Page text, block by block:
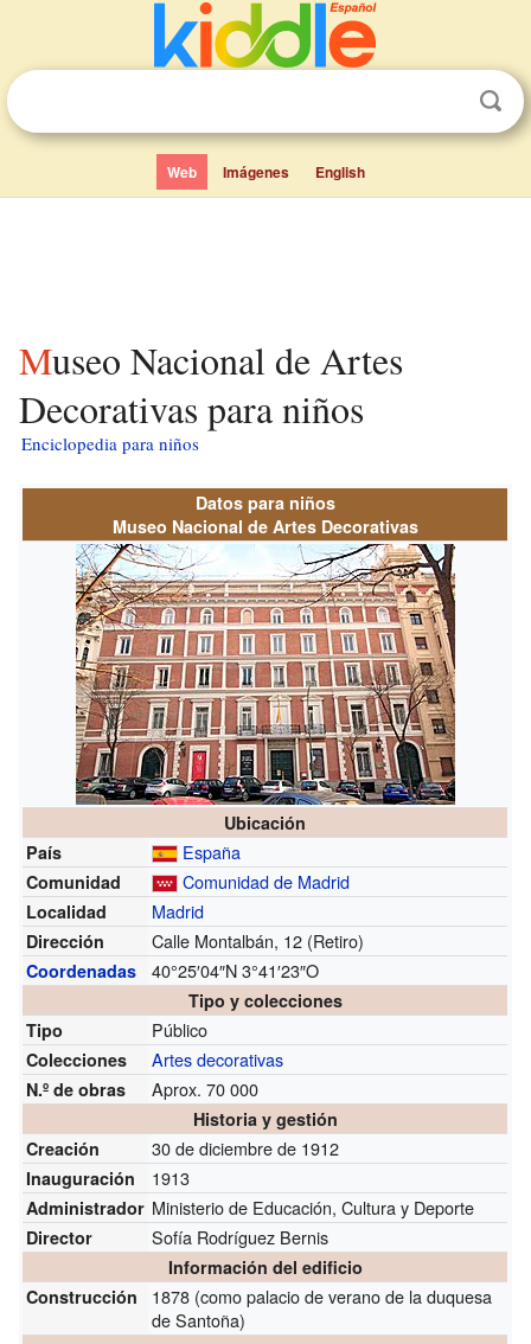
Web Imágenes English
Museo Nacional de Artes
Decorativas para niños
Enciclopedia para niños
Datos para niños
Museo Nacional de Artes Decorativas
Ubicación
País
España
Comunidad Comunidad de Madrid
Localidad Madrid
Dirección Calle Montalbán, 12 (Retiro)
Coordenadas 40°25′04″N3°41′23″O
Tipo y colecciones
Tipo
Público
Colecciones Artes decorativas
N.º de obras Aprox. 70 000
Historia y gestión
Creación
30 de diciembre de 1912
Inauguración 1913
Administrador Ministerio de Educación, Cultura y Deporte
Director Sofía Rodríguez Bernis
Información del edificio
Construcción
1878 (como palacio de verano de la duquesa
de Santoña)